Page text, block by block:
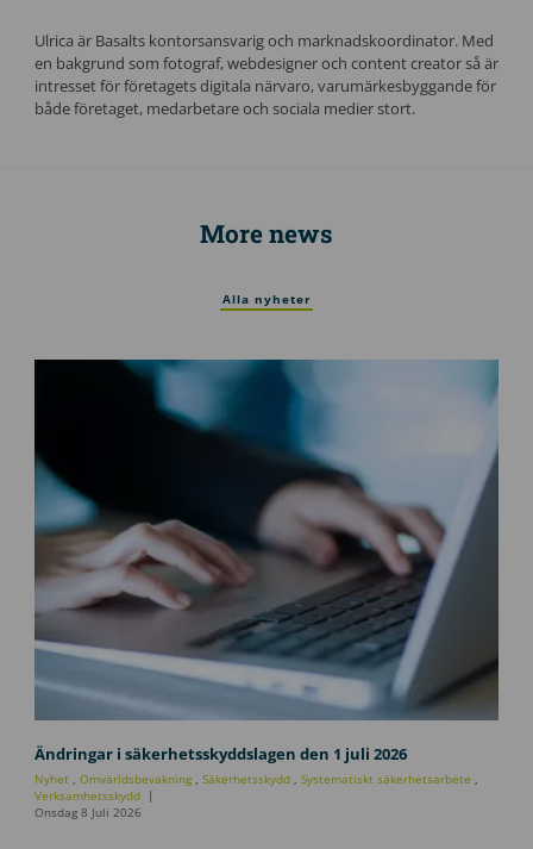
Ulrica är Basalts kontorsansvarig och marknadskoordinator. Med
en bakgrund som fotograf, webdesigner och content creator så är
intresset för företagets digitala närvaro, varumärkesbyggande för
både företaget, medarbetare och sociala medier stort.
More news
Alla nyheter
p
p
d
a
Ändringar i säkerhetsskyddslagen den 1 juli 2026
Nyhet , Omvärldsbevakning , Säkerhetsskydd , Systematiskt säkerhetsarbete ,
Verksamhetsskydd
Onsdag 8 Juli 2026